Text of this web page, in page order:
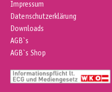
Impressum
Datenschutzerklärung
Downloads
AGB`s
AGB`s Shop